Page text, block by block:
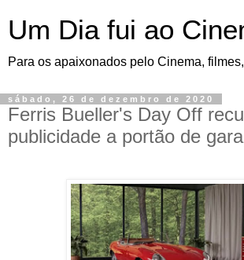
Um Dia fui ao
Para os apaixonados pelo Cinema,
sábado, 26 de dezembro de 2020
Ferris Bueller's Day Off
publicidade a portão de